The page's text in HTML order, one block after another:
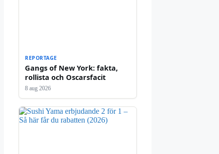
REPORTAGE
Gangs of New York: fakta,
rollista och Oscarsfacit
8 aug 2026